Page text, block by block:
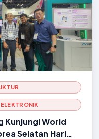
Kunjungi World
Selatan Hari